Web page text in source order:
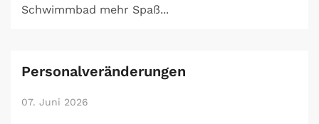
Schwimmbad mehr Spaß...
Personalveränderungen
07. Juni 2026